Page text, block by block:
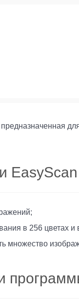
EasyScan
в 256 цветах
множество